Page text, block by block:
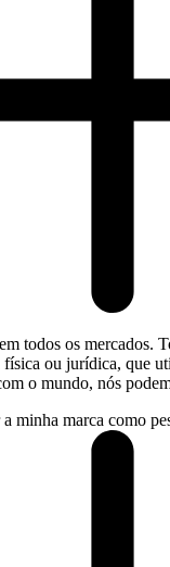
todos os mercados.
física ou jurídica, que
o mundo, nós
minha marca como